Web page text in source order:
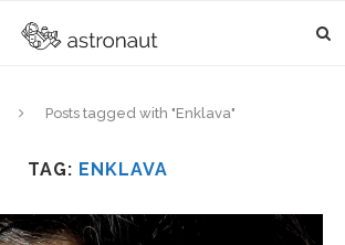
Posts tagged with "Enklava"
TAG: ENKLAVA